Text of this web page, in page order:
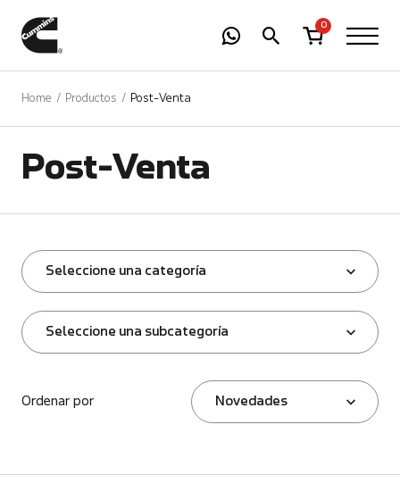
0
Home Productos Post-Venta
Post-Venta
Seleccione una categoría
Seleccione una subcategoría
Ordenar por Novedades